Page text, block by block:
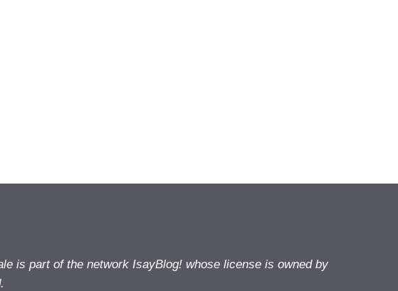
is part of the network IsayBlog! whose license is owned by